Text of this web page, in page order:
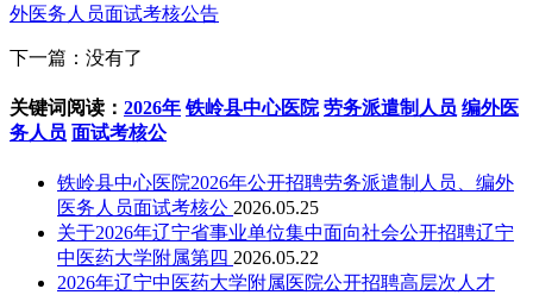
外医务人员面试考核公告
下一篇：没有了
关键词阅读： 2026年 铁岭县中心医院 劳务派遣制人员 编外医
务人员 面试考核公
铁岭县中心医院2026年公开招聘劳务派遣制人员、编外
医务人员面试考核公 2026.05.25
关于2026年辽宁省事业单位集中面向社会公开招聘辽宁
中医药大学附属第四 2026.05.22
2026年辽宁中医药大学附属医院公开招聘高层次人才